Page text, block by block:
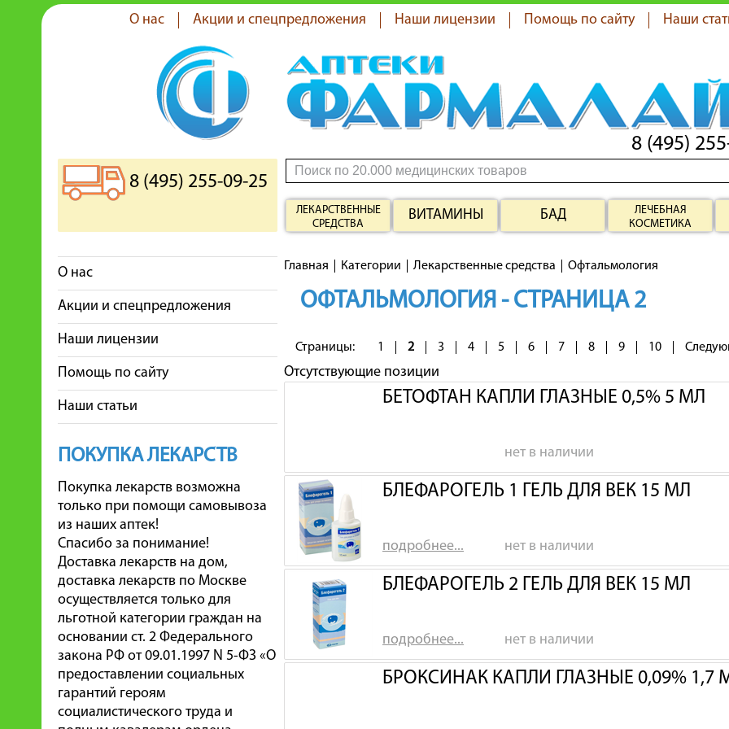
О нас Акции и спецпредложения Наши лицензии Помощь по сайту Наши
8 (495)
8 (495) 255-09-25
ЛЕКАРСТВЕННЫЕ
СРЕДСТВА
ВИТАМИНЫ БАД
ЛЕЧЕБНАЯ
КОСМЕТИКА
О нас
Акции и спецпредложения
Наши лицензии
Помощь по сайту
Наши статьи
ПОКУПКА ЛЕКАРСТВ
Покупка лекарств возможна
только при помощи самовывоза
из наших аптек!
Спасибо за понимание!
Доставка лекарств на дом,
доставка лекарств по Москве
осуществляется только для
льготной категории граждан на
основании ст. 2 Федерального
закона РФ от 09.01.1997 N 5-ФЗ «О
предоставлении социальных
гарантий героям
социалистического труда и
Главная Категории Лекарственные средства Офтальмология
ОФТАЛЬМОЛОГИЯ - СТРАНИЦА 2
Страницы: 1 2 3 4 5 6 7 8 9 10
Отсутствующие позиции
БЕТОФТАН КАПЛИ ГЛАЗНЫЕ 0,5% 5 МЛ
нет в наличии
БЛЕФАРОГЕЛЬ 1 ГЕЛЬ ДЛЯ ВЕК 15 МЛ
подробнее... нет в наличии
БЛЕФАРОГЕЛЬ 2 ГЕЛЬ ДЛЯ ВЕК 15 МЛ
подробнее... нет в наличии
БРОКСИНАК КАПЛИ ГЛАЗНЫЕ 0,09% 1,7